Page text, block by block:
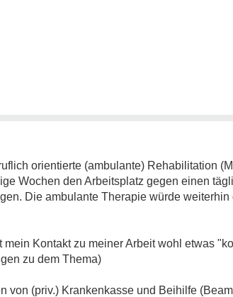
orientierte (ambulante) Rehabilitation
Wochen den Arbeitsplatz gegen einen
Die ambulante Therapie würde weiterhin
Kontakt zu meiner Arbeit wohl etwas
zu dem Thema)
(priv.) Krankenkasse und Beihilfe